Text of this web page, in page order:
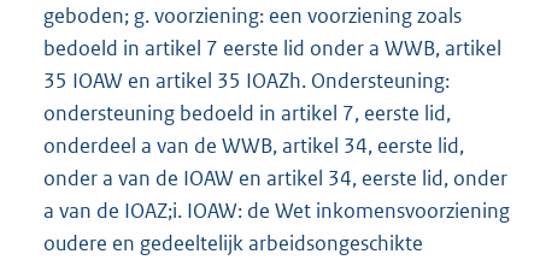
geboden; g. voorziening: een voorziening zoals
bedoeld in artikel 7 eerste lid onder a WWB, artikel
35 IOAW en artikel 35 IOAZh. Ondersteuning:
ondersteuning bedoeld in artikel 7, eerste lid,
onderdeel a van de WWB, artikel 34, eerste lid,
onder a van de IOAW en artikel 34, eerste lid, onder
a van de IOAZ;i. IOAW: de Wet inkomensvoorziening
oudere en gedeeltelijk arbeidsongeschikte